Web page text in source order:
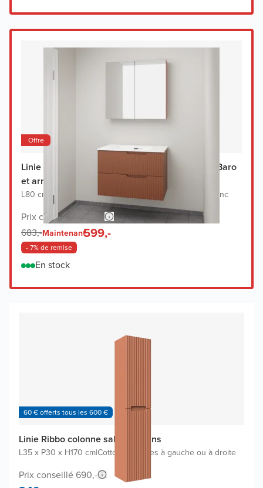
Offre
Linie Ribbo meuble salle de bains avec lavabo Baro
et armoir de toilette
L80 cm x P46 cm Meuble sous-lavabo cotto Lavabo blanc
Prix conseillé 1.348,-
683,-Maintenant599,-
- 7% de remise
En stock
60 € offerts tous les 600 €
Linie Ribbo colonne salle de bains
L35 x P30 x H170 cm|Cotto Charnières à gauche ou à droite
Prix conseillé 690,-